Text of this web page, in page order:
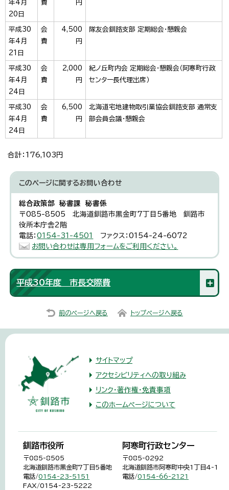
年4月
20日
費
円
平成30
年4月
21日
会
費
4,500
円
隊友会釧路支部 定期総会・懇親会
平成30
年4月
24日
会
費
2,000
円
紀ノ丘町内会 定期総会・懇親会（阿寒町行政
センター長代理出席）
平成30
年4月
24日
会
費
6,500
円
北海道宅地建物取引業協会釧路支部 通常支
部会員会議・懇親会
合計：176,103円
このページに関するお問い合わせ
総合政策部 秘書課 秘書係
〒085-8505 北海道釧路市黒金町7丁目5番地 釧路市
役所本庁舎2階
電話：0154-31-4501
ファクス：0154-24-6072
お問い合わせは専用フォームをご利用ください。
平成30年度 市長交際費
前のページへ戻る トップページへ戻る
サイトマップ
アクセシビリティへの取り組み
リンク・著作権・免責事項
このホームページについて
釧路市役所
〒085-8505
北海道釧路市黒金町7丁目5番地
電話/0154-23-5151
FAX/0154-23-5222
阿寒町行政センター
〒085-0292
北海道釧路市阿寒町中央1丁目4-1
電話/0154-66-2121